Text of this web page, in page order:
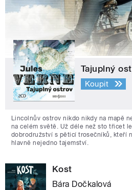
Tajuplný
Koupit
Lincolnův ostrov nikdo nikdy na mapě
na celém světě. Už déle než sto třicet
dobrodružství s pěticí trosečníků, kteří
hlavně nejedno tajemství.
Kost
Bára Dočkalová